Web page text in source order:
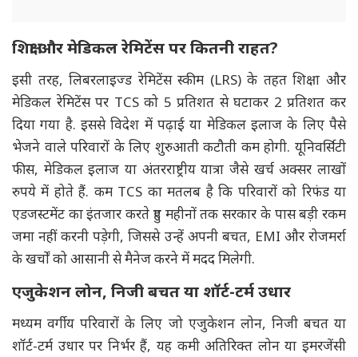
शिक्षा और मेडिकल रेमिटेंस पर कितनी राहत?
इसी तरह, लिबरलाइज्ड रेमिटेंस स्कीम (LRS) के तहत शिक्षा और
मेडिकल रेमिटेंस पर TCS को 5 प्रतिशत से घटाकर 2 प्रतिशत कर
दिया गया है. इससे विदेश में पढ़ाई या मेडिकल इलाज के लिए पैसे
भेजने वाले परिवारों के लिए शुरुआती कटौती कम होगी. यूनिवर्सिटी
फीस, मेडिकल इलाज या अंतरराष्ट्रीय यात्रा जैसे खर्च अक्सर लाखों
रुपये में होते हैं. कम TCS का मतलब है कि परिवारों को रिफंड या
एडजस्टमेंट का इंतजार करते हुए महीनों तक सरकार के पास बड़ी रकम
जमा नहीं करनी पड़ेगी, जिससे उन्हें अपनी बचत, EMI और रोजमर्रा
के खर्चों को आसानी से मैनेज करने में मदद मिलेगी.
एजुकेशन लोन, निजी बचत या शॉर्ट-टर्म उधार
मध्यम वर्गीय परिवारों के लिए जो एजुकेशन लोन, निजी बचत या
शॉर्ट-टर्म उधार पर निर्भर हैं, यह कमी अतिरिक्त लोन या इमरजेंसी